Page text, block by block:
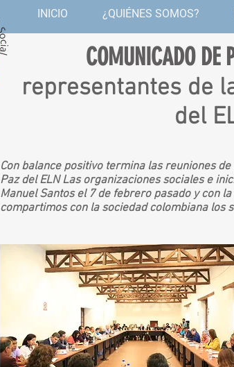
INICIO ¿QUIÉNES SOMOS?
COMUNICADO DE
representantes de
del
Con balance positivo termina las reuniones
Paz del ELN Las organizaciones sociales e
Manuel Santos el 7 de febrero pasado y con
compartimos con la sociedad colombiana los